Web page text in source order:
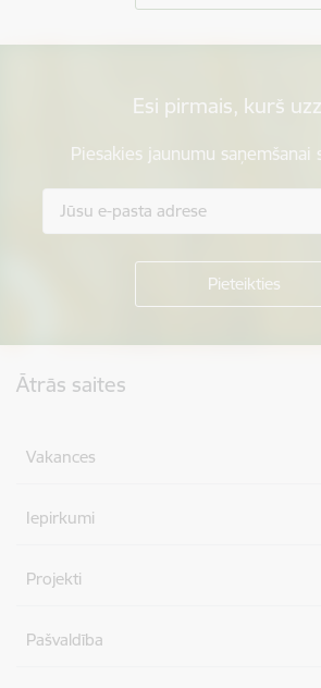
Esi pirmais, kurš
Piesakies jaunumu saņemšanai
Ātrās saites
Vakances
Iepirkumi
Projekti
Pašvaldība